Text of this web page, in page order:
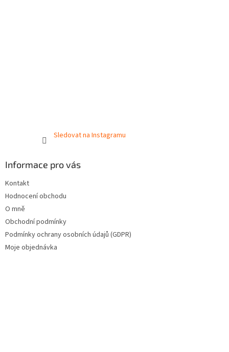
Sledovat na Instagramu
Informace pro vás
Kontakt
Hodnocení obchodu
O mně
Obchodní podmínky
Podmínky ochrany osobních údajů (GDPR)
Moje objednávka